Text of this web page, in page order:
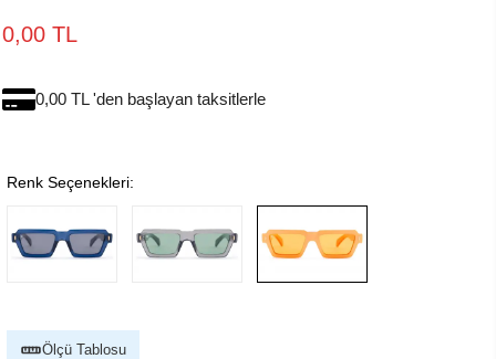
0,00 TL
0,00 TL 'den başlayan taksitlerle
Renk Seçenekleri:
Ölçü Tablosu